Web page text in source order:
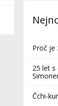
Proč je
25 let s
Čchi-